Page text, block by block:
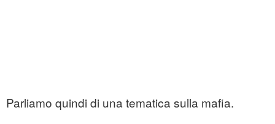
Parliamo quindi di una tematica sulla mafia.